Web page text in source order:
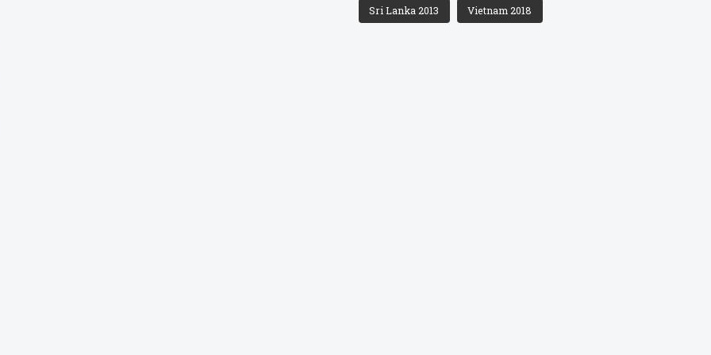
Sri Lanka 2013 Vietnam 2018